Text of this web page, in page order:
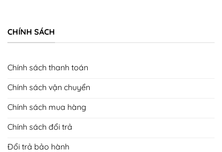
CHÍNH SÁCH
Chính sách thanh toán
Chính sách vận chuyển
Chính sách mua hàng
Chính sách đổi trả
Đổi trả bảo hành